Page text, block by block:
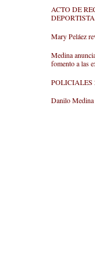
ACTO DE
Mary Peláez
Medina
fomento a las
POLICIALES
Danilo Medina